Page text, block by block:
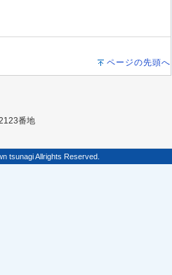
ページの先頭へ
番地
tsunagi Allrights Reserved.